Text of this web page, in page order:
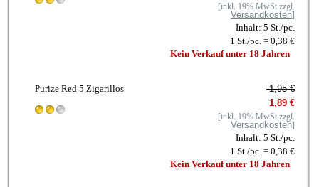
[inkl. 19% MwSt zzgl.
Versandkosten]
Inhalt: 5 St./pc.
1 St./pc. = 0,38 €
Kein Verkauf unter 18 Jahren
Purize Red 5 Zigarillos
1,95 €
1,89 €
[inkl. 19% MwSt zzgl.
Versandkosten]
Inhalt: 5 St./pc.
1 St./pc. = 0,38 €
Kein Verkauf unter 18 Jahren